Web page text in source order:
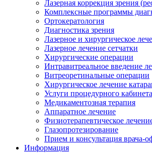
Лазерная коррекция зрения
Комплексные программы
Ортокератология
Диагностика зрения
Лазерное и хирургическое
Лазерное лечение сетчатки
Хирургические операции
Интравитреальное введение
Витреоретинальные операции
Хирургическое лечение
Услуги процедурного кабинета
Медикаментозная терапия
Аппаратное лечение
Физиотерапевтическое
Глазопротезирование
Прием и консультация врача-
Информация